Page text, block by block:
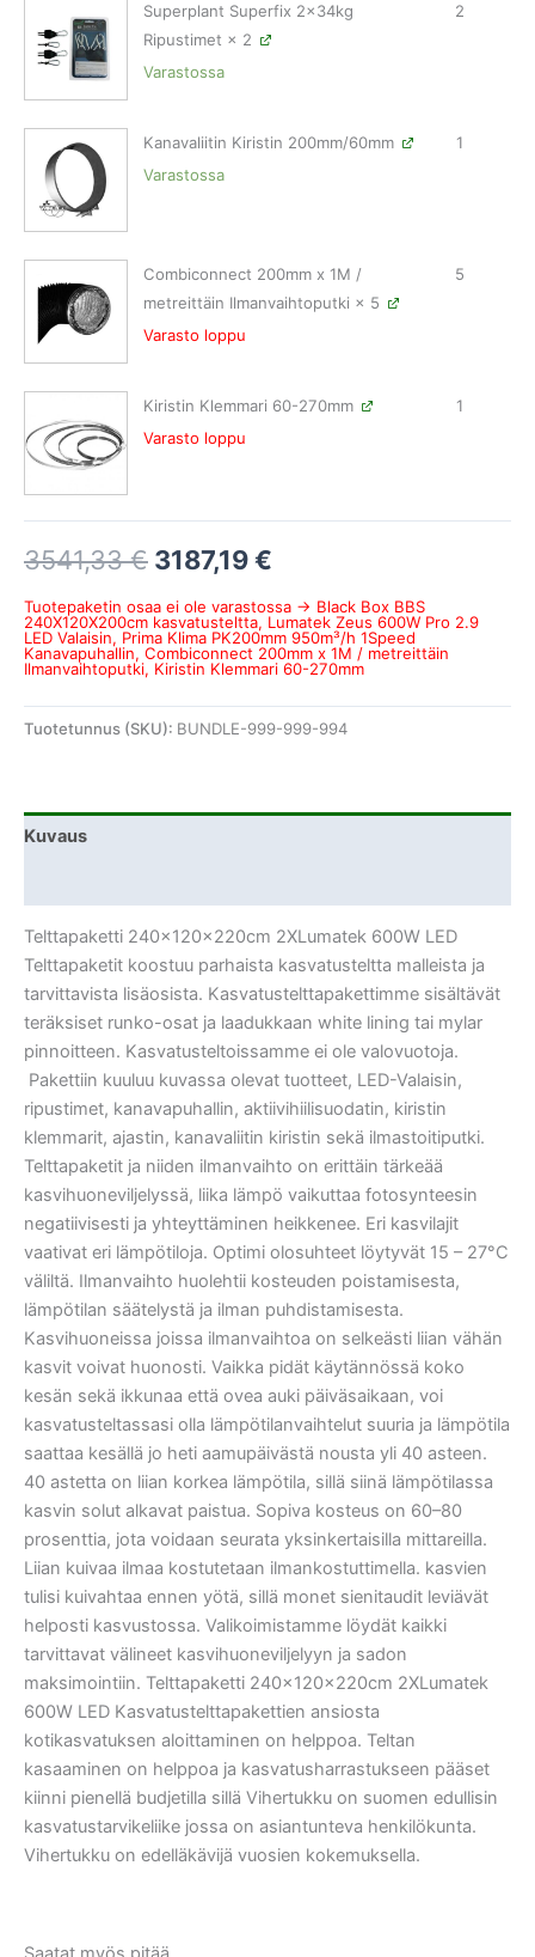
Superplant Superfix 2x34kg
Ripustimet × 2
Varastossa
2
Kanavaliitin Kiristin 200mm/60mm
Varastossa
1
Combiconnect 200mm x 1M /
metreittäin Ilmanvaihtoputki × 5
Varasto loppu
5
Kiristin Klemmari 60-270mm
Varasto loppu
1
3541,33€ 3187,19€
Tuotepaketin osaa ei ole varastossa → Black Box BBS
240X120X200cm kasvatusteltta, Lumatek Zeus 600W Pro 2.9
LED Valaisin, Prima Klima PK200mm 950m³/h 1Speed
Kanavapuhallin, Combiconnect 200mm x 1M / metreittäin
Ilmanvaihtoputki, Kiristin Klemmari 60-270mm
Tuotetunnus (SKU): BUNDLE-999-999-994
Kuvaus
Telttapaketti 240x120x220cm 2XLumatek 600W LED
Telttapaketit koostuu parhaista kasvatusteltta malleista ja
tarvittavista lisäosista. Kasvatustelttapakettimme sisältävät
teräksiset runko-osat ja laadukkaan white lining tai mylar
pinnoitteen. Kasvatusteltoissamme ei ole valovuotoja.
Pakettiin kuuluu kuvassa olevat tuotteet, LED-Valaisin,
ripustimet, kanavapuhallin, aktiivihiilisuodatin, kiristin
klemmarit, ajastin, kanavaliitin kiristin sekä ilmastoitiputki.
Telttapaketit ja niiden ilmanvaihto on erittäin tärkeää
kasvihuoneviljelyssä, liika lämpö vaikuttaa fotosynteesin
negatiivisesti ja yhteyttäminen heikkenee. Eri kasvilajit
vaativat eri lämpötiloja. Optimi olosuhteet löytyvät 15 – 27°C
väliltä. Ilmanvaihto huolehtii kosteuden poistamisesta,
lämpötilan säätelystä ja ilman puhdistamisesta.
Kasvihuoneissa joissa ilmanvaihtoa on selkeästi liian vähän
kasvit voivat huonosti. Vaikka pidät käytännössä koko
kesän sekä ikkunaa että ovea auki päiväsaikaan, voi
kasvatusteltassasi olla lämpötilanvaihtelut suuria ja lämpötila
saattaa kesällä jo heti aamupäivästä nousta yli 40 asteen.
40 astetta on liian korkea lämpötila, sillä siinä lämpötilassa
kasvin solut alkavat paistua. Sopiva kosteus on 60–80
prosenttia, jota voidaan seurata yksinkertaisilla mittareilla.
Liian kuivaa ilmaa kostutetaan ilmankostuttimella. kasvien
tulisi kuivahtaa ennen yötä, sillä monet sienitaudit leviävät
helposti kasvustossa. Valikoimistamme löydät kaikki
tarvittavat välineet kasvihuoneviljelyyn ja sadon
maksimointiin. Telttapaketti 240x120x220cm 2XLumatek
600W LED Kasvatustelttapakettien ansiosta
kotikasvatuksen aloittaminen on helppoa. Teltan
kasaaminen on helppoa ja kasvatusharrastukseen pääset
kiinni pienellä budjetilla sillä Vihertukku on suomen edullisin
kasvatustarvikeliike jossa on asiantunteva henkilökunta.
Vihertukku on edelläkävijä vuosien kokemuksella.